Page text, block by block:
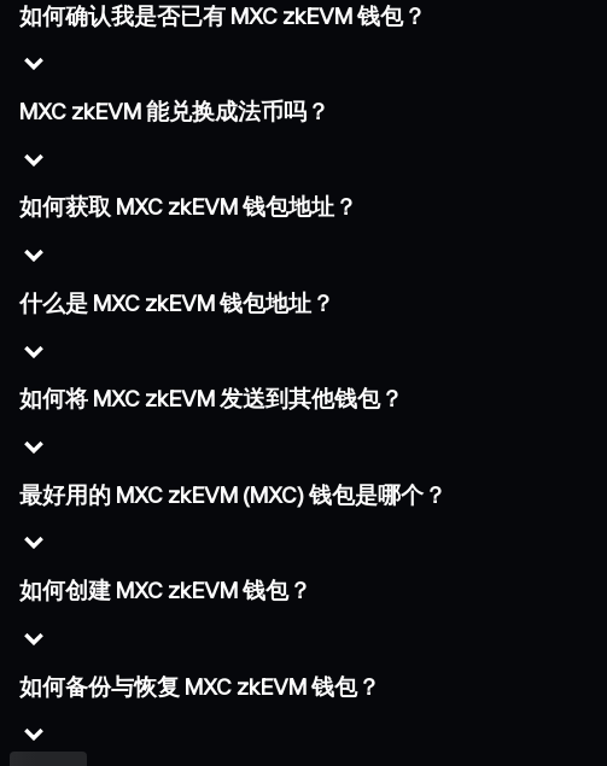
如何确认我是否已有 MXC zkEVM 钱包？
MXC zkEVM 能兑换成法币吗？
如何获取 MXC zkEVM 钱包地址？
什么是 MXC zkEVM 钱包地址？
如何将 MXC zkEVM 发送到其他钱包？
最好用的 MXC zkEVM (MXC) 钱包是哪个？
如何创建 MXC zkEVM 钱包？
如何备份与恢复 MXC zkEVM 钱包？